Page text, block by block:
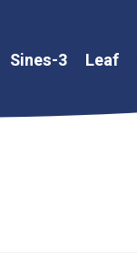
Sines-3 Leaf